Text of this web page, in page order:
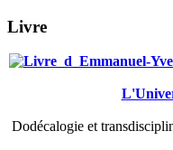
Livre
Dodécalogie et